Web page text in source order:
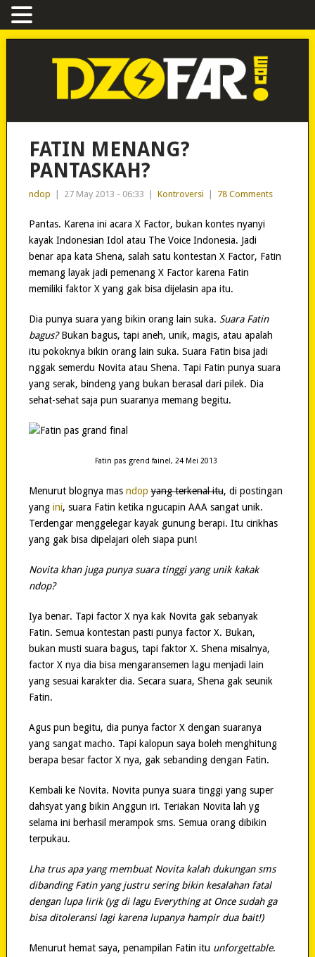
FATIN MENANG?
PANTASKAH?
ndop 27 May 2013 - 06:33 Kontroversi 78 Comments
Pantas. Karena ini acara X Factor, bukan kontes nyanyi
kayak Indonesian Idol atau The Voice Indonesia. Jadi
benar apa kata Shena, salah satu kontestan X Factor, Fatin
memang layak jadi pemenang X Factor karena Fatin
memiliki faktor X yang gak bisa dijelasin apa itu.
Dia punya suara yang bikin orang lain suka. Suara Fatin
bagus?Bukan bagus, tapi aneh, unik, magis, atau apalah
itu pokoknya bikin orang lain suka. Suara Fatin bisa jadi
nggak semerdu Novita atau Shena. Tapi Fatin punya suara
yang serak, bindeng yang bukan berasal dari pilek. Dia
sehat-sehat saja pun suaranya memang begitu.
Fatin pas grend fainel, 24 Mei 2013
Menurut blognya mas ndop yang terkenal itu, di postingan
yang ini, suara Fatin ketika ngucapin AAA sangat unik.
Terdengar menggelegar kayak gunung berapi. Itu cirikhas
yang gak bisa dipelajari oleh siapa pun!
Novita khan juga punya suara tinggi yang unik kakak
ndop?
Iya benar. Tapi factor X nya kak Novita gak sebanyak
Fatin. Semua kontestan pasti punya factor X. Bukan,
bukan musti suara bagus, tapi faktor X. Shena misalnya,
factor X nya dia bisa mengaransemen lagu menjadi lain
yang sesuai karakter dia. Secara suara, Shena gak seunik
Fatin.
Agus pun begitu, dia punya factor X dengan suaranya
yang sangat macho. Tapi kalopun saya boleh menghitung
berapa besar factor X nya, gak sebanding dengan Fatin.
Kembali ke Novita. Novita punya suara tinggi yang super
dahsyat yang bikin Anggun iri. Teriakan Novita lah yg
selama ini berhasil merampok sms. Semua orang dibikin
terpukau.
Lha trus apa yang membuat Novita kalah dukungan sms
dibanding Fatin yang justru sering bikin kesalahan fatal
dengan lupa lirik (yg di lagu Everything at Once sudah ga
bisa ditoleransi lagi karena lupanya hampir dua bait!)
Menurut hemat saya, penampilan Fatin itu unforgettable.